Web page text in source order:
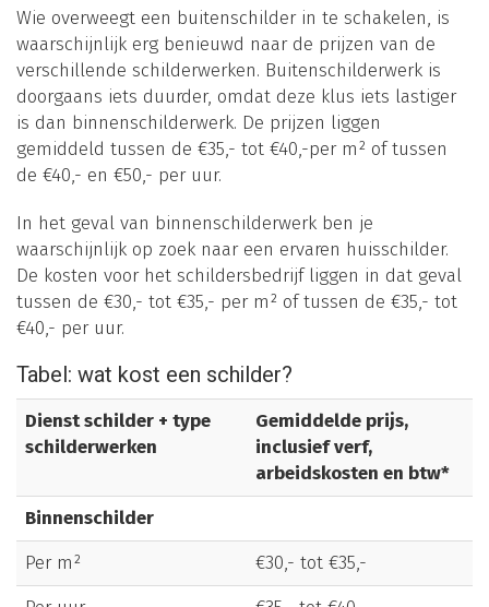
Wie overweegt een buitenschilder in te schakelen, is
waarschijnlijk erg benieuwd naar de prijzen van de
verschillende schilderwerken. Buitenschilderwerk is
doorgaans iets duurder, omdat deze klus iets lastiger
is dan binnenschilderwerk. De prijzen liggen
gemiddeld tussen de €35,- tot €40,-per m² of tussen
de €40,- en €50,- per uur.
In het geval van binnenschilderwerk ben je
waarschijnlijk op zoek naar een ervaren huisschilder.
De kosten voor het schildersbedrijf liggen in dat geval
tussen de €30,- tot €35,- per m² of tussen de €35,- tot
€40,- per uur.
Tabel: wat kost een schilder?
Dienst schilder + type
schilderwerken
Gemiddelde prijs,
inclusief verf,
arbeidskosten en btw*
Binnenschilder
Per m²
€30,- tot €35,-